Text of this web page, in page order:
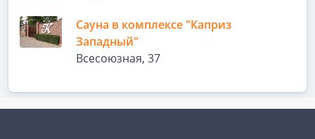
Сауна в комплексе "Каприз
Западный"
Всесоюзная, 37